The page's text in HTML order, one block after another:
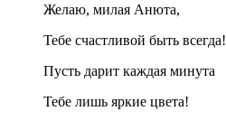
Желаю, милая Анюта,
Тебе счастливой быть всегда!
Пусть дарит каждая минута
Тебе лишь яркие цвета!